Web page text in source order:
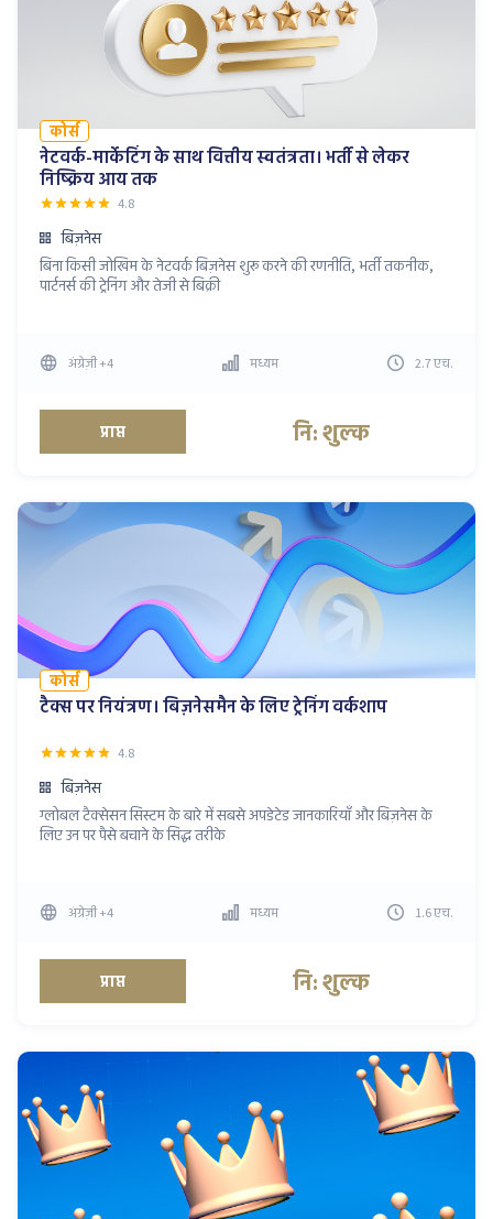
कोर्स
नेटवर्क-मार्केटिंग के साथ वित्तीय स्वतंत्रता। भर्ती से लेकर
निष्क्रिय आय तक
4.8
बिज़नेस
बिना किसी जोखिम के नेटवर्क बिज़नेस शुरू करने की रणनीति, भर्ती तकनीक,
पार्टनर्स की ट्रेनिंग और तेजी से बिक्री
अंग्रेज़ी+4 मध्यम 2.7एच.
प्राप्त नि: शुल्क
कोर्स
टैक्स पर नियंत्रण। बिज़नेसमैन के लिए ट्रेनिंग वर्कशाप
4.8
बिज़नेस
ग्लोबल टैक्सेसन सिस्टम के बारे में सबसे अपडेटेड जानकारियाँ और बिज़नेस के
लिए उन पर पैसे बचाने के सिद्ध तरीके
अंग्रेज़ी+4 मध्यम 1.6एच.
प्राप्त नि: शुल्क